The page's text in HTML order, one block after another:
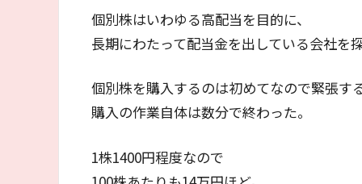
個別株はいわゆる高配当を目的に、
長期にわたって配当金を出している会社を
個別株を購入するのは初めてなので緊張す
購入の作業自体は数分で終わった。
1株1400円程度なので